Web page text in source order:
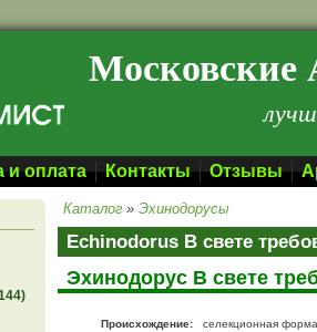
Московские
и оплата Контакты Отзывы
Каталог »Эхинодорусы
Echinodorus В свете
Эхинодорус В свете
Происхождение:
селекционная